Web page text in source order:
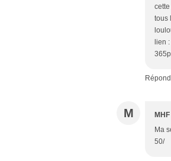
tous
lien
M MHF
Ma
50/